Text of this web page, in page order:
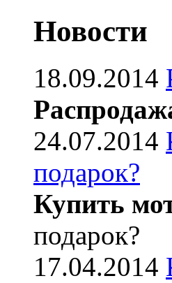
Новости
18.09.2014
24.07.2014
подарок?
Купить
подарок?
17.04.2014